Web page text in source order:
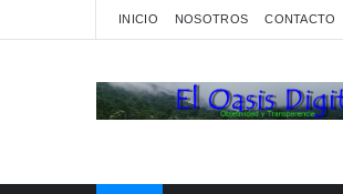
INICIO NOSOTROS CONTACTO